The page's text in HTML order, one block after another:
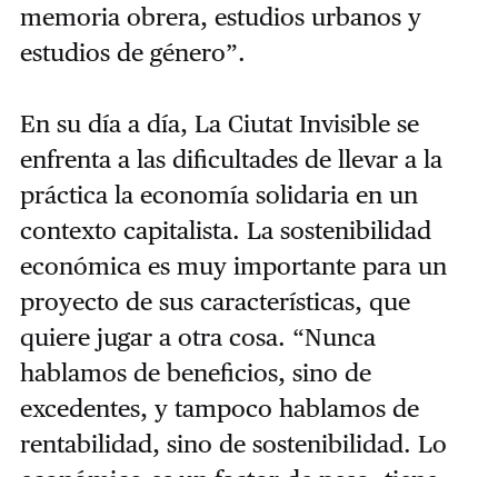
memoria obrera, estudios urbanos y
estudios de género”.
En su día a día, La Ciutat Invisible se
enfrenta a las dificultades de llevar a la
práctica la economía solidaria en un
contexto capitalista. La sostenibilidad
económica es muy importante para un
proyecto de sus características, que
quiere jugar a otra cosa. “Nunca
hablamos de beneficios, sino de
excedentes, y tampoco hablamos de
rentabilidad, sino de sostenibilidad. Lo